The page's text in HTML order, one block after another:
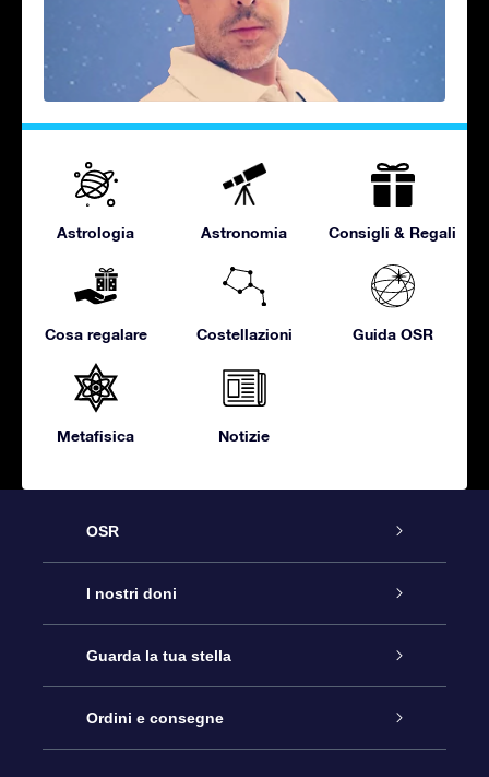
Astrologia Astronomia Consigli & Regali
Cosa regalare Costellazioni Guida OSR
Metafisica Notizie
OSR
Assistenza
Contattaci
Blog
I nostri doni
Online Star Gift
Pacchetto regalo OSR
Guarda la tua stella
Registro stellare
Ordini e consegne